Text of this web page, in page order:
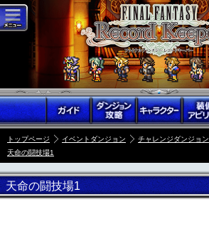
トップページ イベントダンジョン チャレンジダンジョン
天命の闘技場1
天命の闘技場1